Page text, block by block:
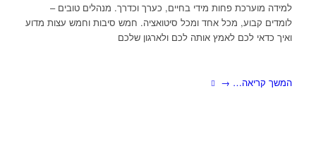
למידה מוערכת פחות מידי בחיים, כערך וכדרך. מנהלים טובים –
לומדים קבוע, מכל אחד ומכל סיטואציה. חמש סיבות וחמש עצות מדוע
ואיך כדאי לכם לאמץ אותה לכם ולארגון שלכם
המשך קריאה… →